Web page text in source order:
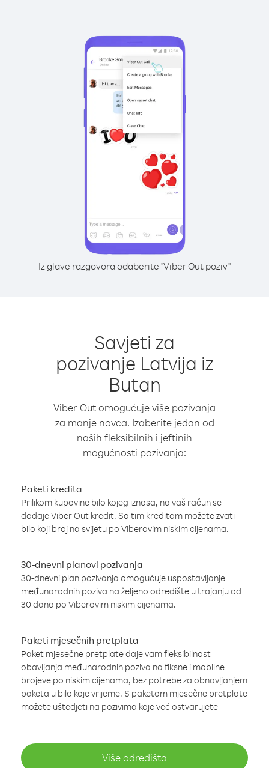
Iz glave razgovora odaberite "Viber Out poziv"
Savjeti za
pozivanje Latvija iz
Butan
Viber Out omogućuje više pozivanja
za manje novca. Izaberite jedan od
naših fleksibilnih i jeftinih
mogućnosti pozivanja:
Paketi kredita
Prilikom kupovine bilo kojeg iznosa, na vaš račun se
dodaje Viber Out kredit. Sa tim kreditom možete zvati
bilo koji broj na svijetu po Viberovim niskim cijenama.
30-dnevni planovi pozivanja
30-dnevni plan pozivanja omogućuje uspostavljanje
međunarodnih poziva na željeno odredište u trajanju od
30 dana po Viberovim niskim cijenama.
Paketi mjesečnih pretplata
Paket mjesečne pretplate daje vam fleksibilnost
obavljanja međunarodnih poziva na fiksne i mobilne
brojeve po niskim cijenama, bez potrebe za obnavljanjem
paketa u bilo koje vrijeme. S paketom mjesečne pretplate
možete uštedjeti na pozivima koje već ostvarujete
Više odredišta